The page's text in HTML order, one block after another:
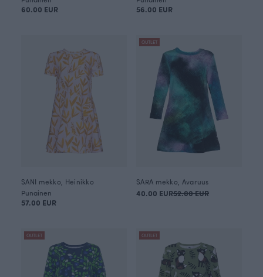
60.00 EUR 56.00 EUR
SANI mekko, Heinikko
Punainen
57.00 EUR
OUTLET
SARA mekko, Avaruus
40.00 EUR52.00 EUR
OUTLET OUTLET